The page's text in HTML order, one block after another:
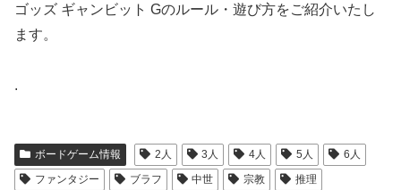
ゴッズ ギャンビット Gのルール・遊び方をご紹介いたし
ます。
.
ボードゲーム情報 2人 3人 4人 5人
6人
ファンタジー
ブラフ 中世 宗教
推理